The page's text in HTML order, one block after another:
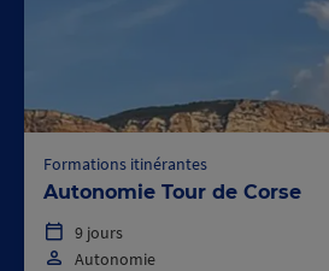
Formations itinérantes
Autonomie Tour de Corse
9 jours
Autonomie